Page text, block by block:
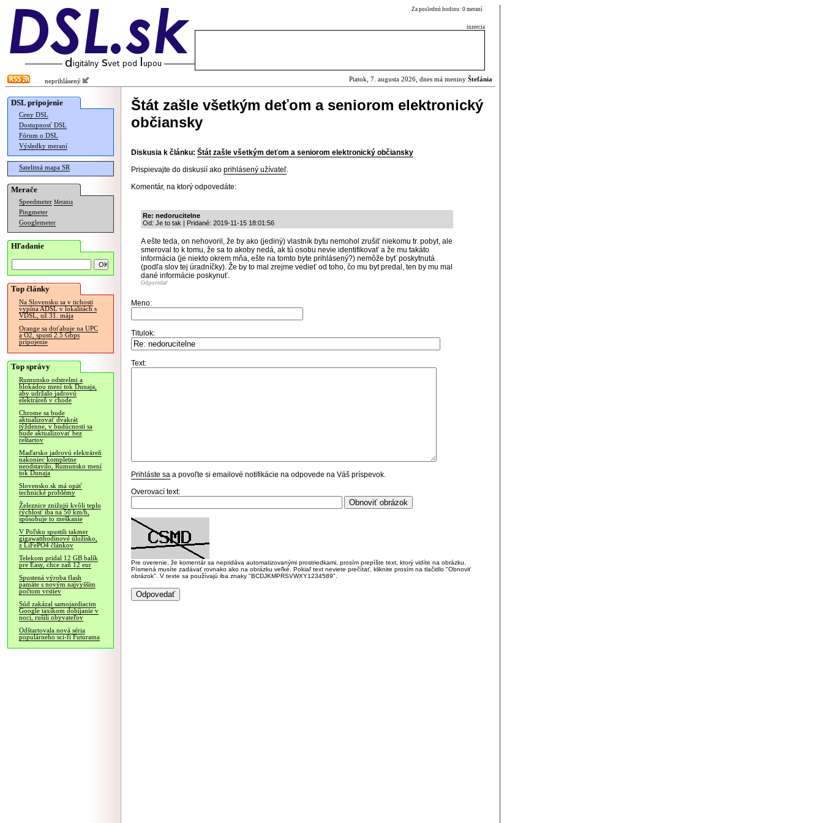
Za poslednú hodinu: 0 meraní
inzercia
neprihlásený Piatok, 7. augusta 2026, dnes má meniny Štefánia
DSL pripojenie
Ceny DSL
Dostupnosť DSL
Fórum o DSL
Výsledky meraní
Satelitná mapa SR
Merače
Speedmeter Merania
Pingmeter
Googlemeter
Hľadanie
Top články
Na Slovensku sa v tichosti
vypína ADSL v lokalitách s
VDSL, už 31. mája
Orange sa doťahuje na UPC
a O2, spustí 2.5 Gbps
pripojenie
Top správy
Rumunsko odstrelmi a
blokádou mení tok Dunaja,
aby udržalo jadrovú
elektráreň v chode
Chrome sa bude
aktualizovať dvakrát
týždenne, v budúcnosti sa
bude aktualizovať bez
reštartov
Maďarsko jadrovú elektráreň
nakoniec kompletne
neodstavilo, Rumunsko mení
tok Dunaja
Slovensko.sk má opäť
technické problémy
Železnice znižujú kvôli teplu
rýchlosť iba na 50 km/h,
spôsobuje to meškanie
V Poľsku spustili takmer
gigawatthodinové úložisko,
z LiFePO4 článkov
Telekom pridal 12 GB balík
pre Easy, chce zaň 12 eur
Spustená výroba flash
pamäte s novým najvyšším
počtom vrstiev
Súd zakázal samojazdiacim
Google taxíkom dobíjanie v
noci, rušili obyvateľov
Odštartovala nová séria
populárneho sci-fi Futurama
Štát zašle všetkým deťom a seniorom elektronický
občiansky
Diskusia k článku: Štát zašle všetkým deťom a seniorom elektronický občiansky
Prispievajte do diskusií ako prihlásený užívateľ.
Komentár, na ktorý odpovedáte:
Re: nedorucitelne
Od: Je to tak | Pridané: 2019-11-15 18:01:56
A ešte teda, on nehovoril, že by ako (jediný) vlastník bytu nemohol zrušiť niekomu tr. pobyt, ale
smeroval to k tomu, že sa to akoby nedá, ak tú osobu nevie identifikovať a že mu takáto
informácia (je niekto okrem mňa, ešte na tomto byte prihlásený?) nemôže byť poskytnutá
(podľa slov tej úradníčky). Že by to mal zrejme vedieť od toho, čo mu byt predal, ten by mu mal
dané informácie poskynuť.
Odpovedať
Meno:
Titulok:
Text:
Prihláste sa a povoľte si emailové notifikácie na odpovede na Váš príspevok.
Overovací text:
Pre overenie, že komentár sa nepridáva automatizovanými prostriedkami, prosím prepíšte text, ktorý vidíte na obrázku.
Písmená musíte zadávať rovnako ako na obrázku veľké. Pokiaľ text neviete prečítať, kliknite prosím na tlačidlo "Obnoviť
obrázok". V texte sa používajú iba znaky "BCDJKMPRSVWXY1234589".